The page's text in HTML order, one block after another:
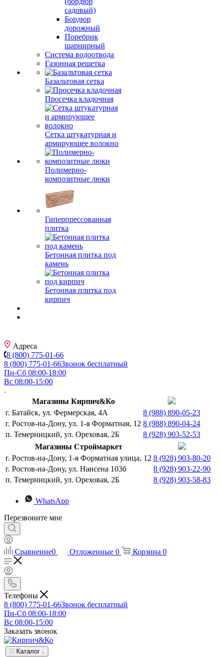
садовый)
Бордюр
дорожный
Поребрик
шарнирный
Система водоотвода
Газонная решетка
Базальтовая сетка
Просечка кладочная
Сетка штукатурная и
армирующее волокно
Полимерно-
композитные люки
Гиперпрессованная
плитка
Бетонная плитка под
камень
Бетонная плитка под
кирпич
Адреса
8 (800) 775-01-66
8 (800) 775-01-66Звонок бесплатный
Пн-Сб 08:00-18:00
Вс 08:00-15:00
Магазины Кирпич&Ко
г. Батайск, ул. Фермерская, 4А
8 (988) 890-05-23
г. Ростов-на-Дону, ул. 1-я Форматная, 12 8 (988) 890-04-24
п. Темерницкий, ул. Ореховая, 2Б
8 (928) 903-52-53
Магазины Строймаркет
г. Ростов-на-Дону, 1-я Форматная улица, 12 8 (928) 903-80-20
г. Ростов-на-Дону, ул. Нансена 103б
8 (928) 903-22-90
п. Темерницкий, ул. Ореховая, 2Б
8 (928) 903-58-83
WhatsApp
Перезвоните мне
Сравнение0 Отложенные 0 Корзина 0
Телефоны
8 (800) 775-01-66Звонок бесплатный
Пн-Сб 08:00-18:00
Вс 08:00-15:00
Заказать звонок
Каталог